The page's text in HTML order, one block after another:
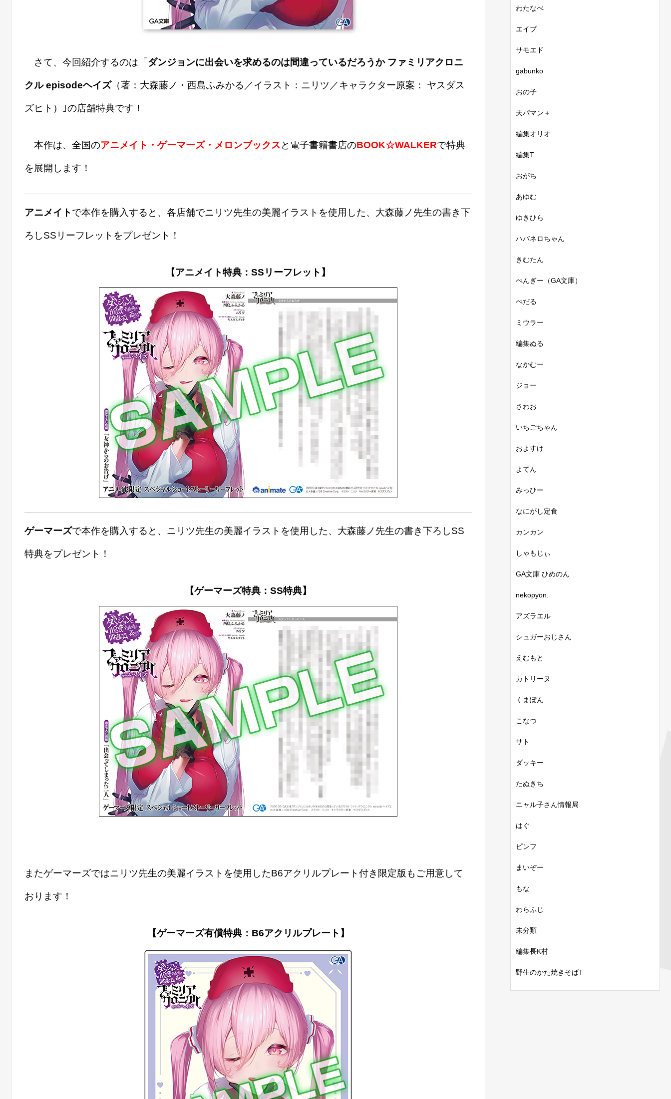
さて、今回紹介するのは「 ダンジョンに出会いを求めるのは間違っているだろうか ファミリアクロニ
クル episodeヘイズ（著：大森藤ノ・西島ふみかる／イラスト：ニリツ／キャラクター原案： ヤスダス
ズヒト）｣の店舗特典です！
本作は、全国のアニメイト・ゲーマーズ・メロンブックス と電子書籍書店のBOOK☆WALKERで特典
を展開します！
アニメイトで本作を購入すると、各店舗でニリツ先生の美麗イラストを使用した、大森藤ノ先生の書き下
ろしSSリーフレットをプレゼント！
【アニメイト特典：SSリーフレット】
ゲーマーズで本作を購入すると、ニリツ先生の美麗イラストを使用した、大森藤ノ先生の書き下ろしSS
特典をプレゼント！
【ゲーマーズ特典：SS特典】
またゲーマーズではニリツ先生の美麗イラストを使用したB6アクリルプレート付き限定版もご用意して
おります！
【ゲーマーズ有償特典：B6アクリルプレート】
わたなべ
エイブ
サモエド
gabunko
おの子
天パマン＋
編集オリオ
編集T
おがち
あゆむ
ゆきひら
ハバネロちゃん
きむたん
ぺんぎー（GA文庫）
ぺだる
ミウラー
編集ぬる
なかむー
ジョー
さわお
いちごちゃん
およすけ
よてん
みっひー
なにがし定食
カンカン
しゃもじぃ
GA文庫 ひめのん
nekopyon.
アズラエル
シュガーおじさん
えむもと
カトリーヌ
くまぽん
こなつ
サト
ダッキー
たぬきち
ニャル子さん情報局
はぐ
ピンフ
まいぞー
もな
わらふじ
未分類
編集長K村
野生のかた焼きそばT